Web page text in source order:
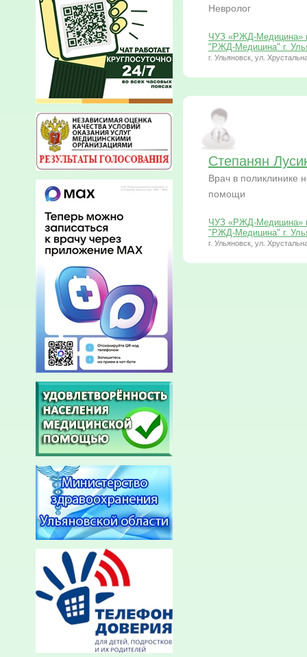
Невролог
ЧУЗ «РЖД-Медицина»
"РЖД-Медицина" г.
г. Ульяновск, ул.
Степанян
Врач в поликлинике
помощи
ЧУЗ «РЖД-Медицина»
"РЖД-Медицина" г.
г. Ульяновск, ул.